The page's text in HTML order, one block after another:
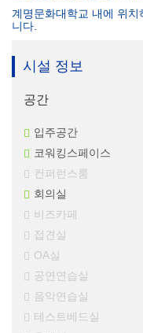
계명문화대학교 내에 위
니다.
시설 정보
공간
입주공간
코워킹스페이스
컨퍼런스룸
회의실
비즈카페
접견실
OA실
공연연습실
음악연습실
테스트베드실